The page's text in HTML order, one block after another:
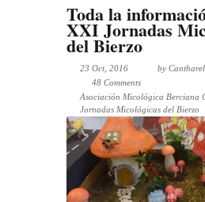
Toda la
XXI Jornadas
del Bierzo
23 Oct, 2016 by
48 Comments
Asociación Micológica Berciana
Jornadas Micológicas del Bierzo